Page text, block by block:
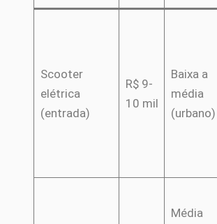
Scooter
elétrica
(entrada)
R$ 9-
10 mil
Baixa a
média
(urbano)
Média